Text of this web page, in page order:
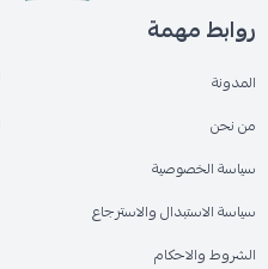
روابط مهمة
المدونة
من نحن
سياسة الخصوصية
سياسة الاستبدال والاسترجاع
الشروط والاحكام